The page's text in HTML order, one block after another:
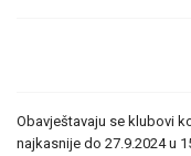
Obavještavaju se klubovi
najkasnije do 27.9.2024 u